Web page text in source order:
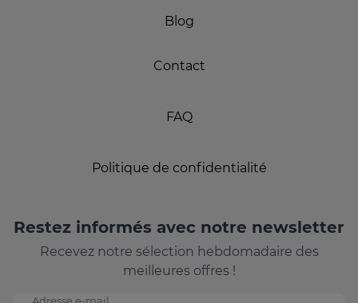
Blog
Contact
FAQ
Politique de confidentialité
Restez informés avec notre newsletter
Recevez notre sélection hebdomadaire des
meilleures offres !